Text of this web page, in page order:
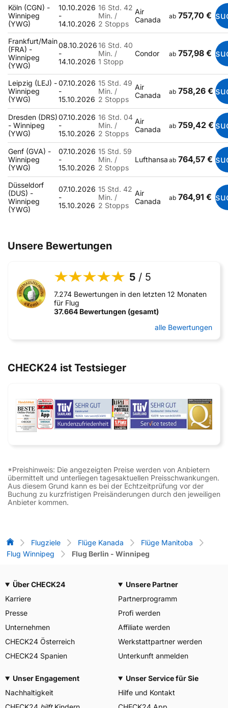
Köln (CGN) -
Winnipeg
(YWG)
10.10.2026
-
14.10.2026
16 Std. 42
Min. /
2 Stopps
Air
Canada
ab 757,70 €
Frankfurt/Main
(FRA) -
Winnipeg
(YWG)
08.10.2026
-
14.10.2026
16 Std. 40
Min. /
1 Stopp
Condor ab 757,98 €
Leipzig (LEJ) -
Winnipeg
(YWG)
07.10.2026
-
15.10.2026
15 Std. 49
Min. /
2 Stopps
Air
Canada
ab 758,26 €
Dresden (DRS)
- Winnipeg
(YWG)
07.10.2026
-
15.10.2026
16 Std. 04
Min. /
2 Stopps
Air
Canada
ab 759,42 €
Genf (GVA) -
Winnipeg
(YWG)
07.10.2026
-
15.10.2026
15 Std. 59
Min. /
2 Stopps
Lufthansa ab 764,57 €
Düsseldorf
(DUS) -
Winnipeg
(YWG)
07.10.2026
-
15.10.2026
15 Std. 42
Min. /
2 Stopps
Air
Canada
ab 764,91 €
Unsere Bewertungen
5 / 5
7.274 Bewertungen in den letzten 12 Monaten
für Flug
37.664 Bewertungen (gesamt)
alle Bewertungen
CHECK24 ist Testsieger
*Preishinweis: Die angezeigten Preise werden von Anbietern
übermittelt und unterliegen tagesaktuellen Preisschwankungen.
Aus diesem Grund kann es bei der Echtzeitprüfung vor der
Buchung zu kurzfristigen Preisänderungen durch den jeweiligen
Anbieter kommen.
Flug-Vergleich
Flugziele Flüge Kanada
Flüge Manitoba
Flug Winnipeg
Flug Berlin - Winnipeg
Über CHECK24
Karriere
Presse
Unternehmen
CHECK24 Österreich
CHECK24 Spanien
Unsere Partner
Partnerprogramm
Profi werden
Affiliate werden
Werkstattpartner werden
Unterkunft anmelden
Unser Engagement
Nachhaltigkeit
Unser Service für Sie
Hilfe und Kontakt